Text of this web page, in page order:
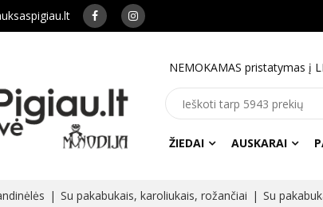
NEMOKAMAS pristatymas į
ŽIEDAI AUSKARAI
Su pakabukais, karoliukais, rožančiai Su